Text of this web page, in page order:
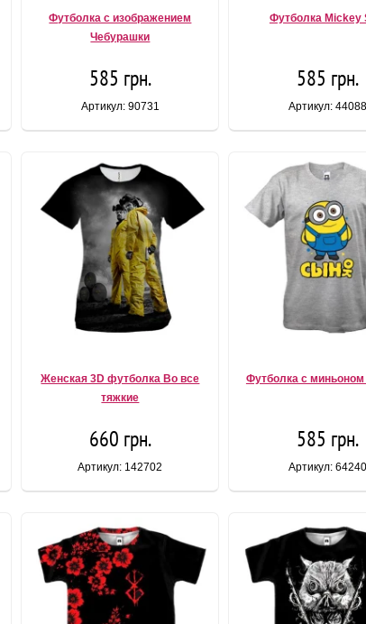
Футболка с изображением
Чебурашки
585 грн.
Артикул: 90731
Футболка Mickey
585 грн.
Артикул: 44088
Женская 3D футболка Во все
тяжкие
660 грн.
Артикул: 142702
Футболка с
585 грн.
Артикул: 64240